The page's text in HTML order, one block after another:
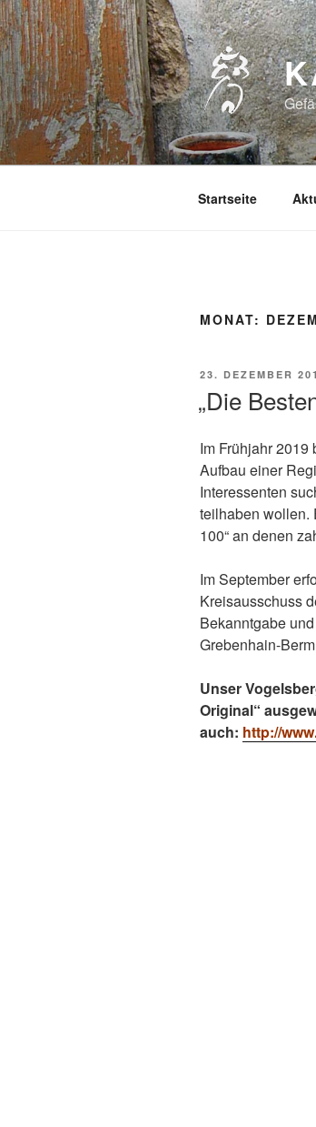
Zum
Inhalt
springen
Startseite
MONAT:
VERÖFFENTLICHT
23. DEZEMBER
„Die
Im Frühjahr 2019
Aufbau einer
Interessenten
teilhaben wollen.
100“ an denen
Im September
Kreisausschuss
Bekanntgabe
Grebenhain-
Unser
Original“
auch: http://